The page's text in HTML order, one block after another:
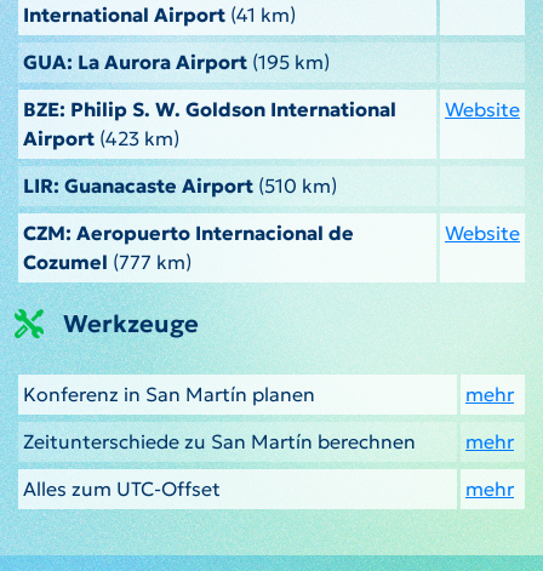
International Airport (41 km)
GUA: La Aurora Airport(195 km)
BZE: Philip S. W. Goldson International
Airport (423 km)
Website
LIR: Guanacaste Airport(510 km)
CZM: Aeropuerto Internacional de
Cozumel (777 km)
Website
Werkzeuge
Konferenz in San Martín planen
mehr
Zeitunterschiede zu San Martín berechnen
mehr
Alles zum UTC-Offset
mehr